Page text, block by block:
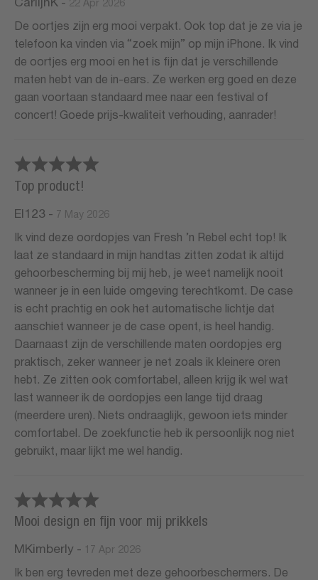
CarlijnK - 22 Apr 2026
De oortjes zijn erg mooi verpakt. Ook top dat je ze via je
telefoon ka vinden via “zoek mijn” op mijn iPhone. Ik vind
de oortjes erg mooi en het is fijn dat je verschillende
maten hebt van de in-ears. Ze werken erg goed en deze
gaan voortaan standaard mee naar een festival of
concert! Goede prijs-kwaliteit verhouding, aanrader!
Top product!
El123 - 7 May 2026
Ik vind deze oordopjes van Fresh ’n Rebel echt top! Ik
laat ze standaard in mijn handtas zitten zodat ik altijd
gehoorbescherming bij mij heb, je weet namelijk nooit
wanneer je in een luide omgeving terechtkomt. De case
is echt prachtig en ook het automatische lichtje dat
aanschiet wanneer je de case opent, is heel handig.
Daarnaast zijn de verschillende maten oordopjes erg
praktisch, zeker wanneer je net zoals ik kleinere oren
hebt. Ze zitten ook comfortabel, alleen krijg ik wel wat
last wanneer ik de oordopjes een lange tijd draag
(meerdere uren). Niets ondraaglijk, gewoon iets minder
comfortabel. De zoekfunctie heb ik persoonlijk nog niet
gebruikt, maar lijkt me wel handig.
Mooi design en fijn voor mij prikkels
MKimberly - 17 Apr 2026
Ik ben erg tevreden met deze gehoorbeschermers. De